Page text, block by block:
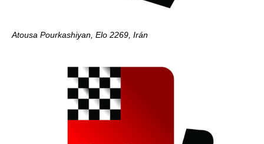
Atousa Pourkashiyan, Elo 2269, Irán